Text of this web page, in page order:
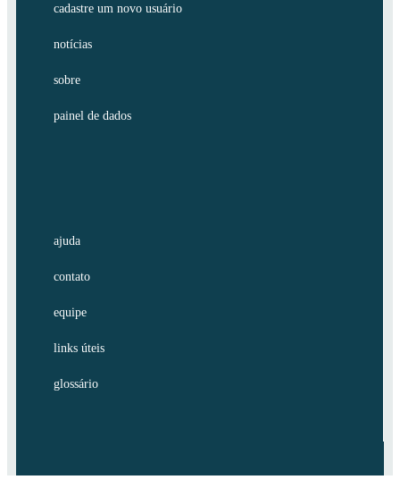
cadastre um novo usuário
notícias
sobre
painel de dados
ajuda
contato
equipe
links úteis
glossário